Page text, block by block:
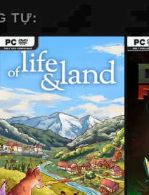
TỰ: